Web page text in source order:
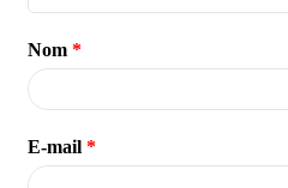
Nom *
E-mail *